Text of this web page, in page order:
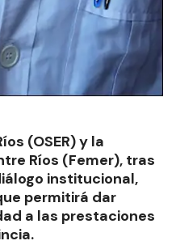
(OSER) y la
Ríos (Femer), tras
institucional,
permitirá dar
a las prestaciones